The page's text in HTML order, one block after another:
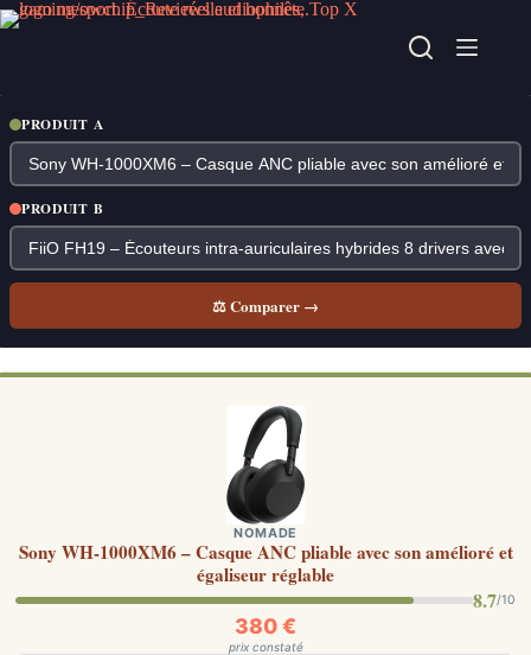
Passer
au
PRODUIT A
PRODUIT B
⚖ Comparer →
NOMADE
Sony WH-1000XM6 – Casque ANC pliable avec son amélioré et
égaliseur réglable
8.7/10
380 €
prix constaté